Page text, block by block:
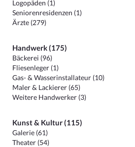
Logopäden (1)
Seniorenresidenzen (1)
Ärzte (279)
Handwerk (175)
Bäckerei (96)
Fliesenleger (1)
Gas- & Wasserinstallateur (10)
Maler & Lackierer (65)
Weitere Handwerker (3)
Kunst & Kultur (115)
Galerie (61)
Theater (54)